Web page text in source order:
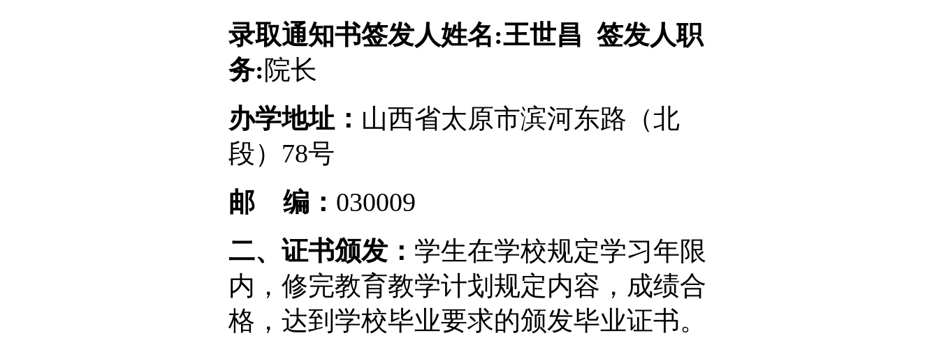
录取通知书签发人姓名:王世昌 签发人职
务:院长
办学地址： 山西省太原市滨河东路（北
段） 78号
邮
编： 030009
二、证书颁发 ： 学生在学校规定学习年限
内，修完教育教学计划规定内容，成绩合
格，达到学校毕业要求的颁发毕业证书。